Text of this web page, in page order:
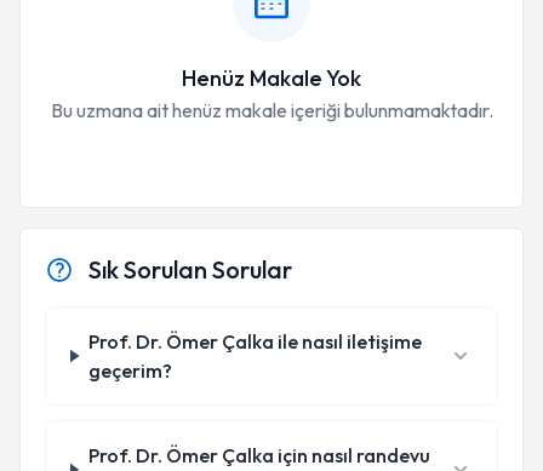
Henüz Makale Yok
Bu uzmana ait henüz makale içeriği bulunmamaktadır.
Sık Sorulan Sorular
Prof. Dr. Ömer Çalka ile nasıl iletişime
geçerim?
Prof. Dr. Ömer Çalka için nasıl randevu